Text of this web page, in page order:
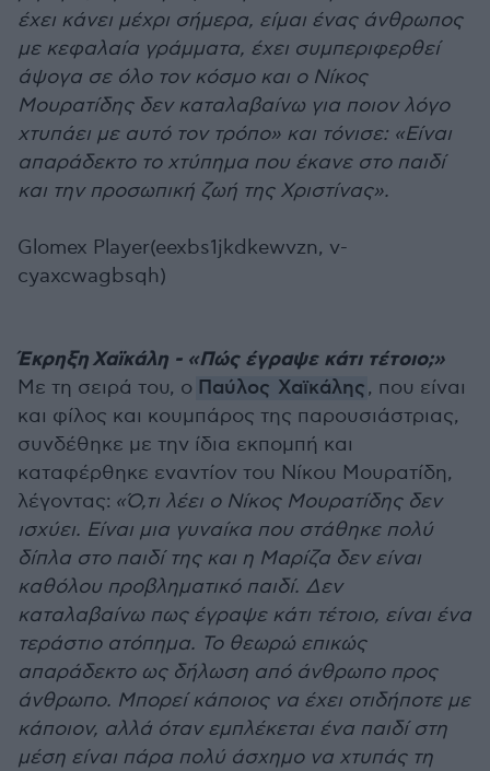
έχει κάνει μέχρι σήμερα, είμαι ένας άνθρωπος
με κεφαλαία γράμματα, έχει συμπεριφερθεί
άψογα σε όλο τον κόσμο και ο Νίκος
Μουρατίδης δεν καταλαβαίνω για ποιον λόγο
χτυπάει με αυτό τον τρόπο» και τόνισε: «Είναι
απαράδεκτο το χτύπημα που έκανε στο παιδί
και την προσωπική ζωή της Χριστίνας».
Glomex Player(eexbs1jkdkewvzn, v-
cyaxcwagbsqh)
Έκρηξη Χαϊκάλη - «Πώς έγραψε κάτι τέτοιο;»
Με τη σειρά του, ο Παύλος Χαϊκάλης, που είναι
και φίλος και κουμπάρος της παρουσιάστριας,
συνδέθηκε με την ίδια εκπομπή και
καταφέρθηκε εναντίον του Νίκου Μουρατίδη,
λέγοντας: «Ό,τι λέει ο Νίκος Μουρατίδης δεν
ισχύει. Είναι μια γυναίκα που στάθηκε πολύ
δίπλα στο παιδί της και η Μαρίζα δεν είναι
καθόλου προβληματικό παιδί. Δεν
καταλαβαίνω πως έγραψε κάτι τέτοιο, είναι ένα
τεράστιο ατόπημα. Το θεωρώ επικώς
απαράδεκτο ως δήλωση από άνθρωπο προς
άνθρωπο. Μπορεί κάποιος να έχει οτιδήποτε με
κάποιον, αλλά όταν εμπλέκεται ένα παιδί στη
μέση είναι πάρα πολύ άσχημο να χτυπάς τη